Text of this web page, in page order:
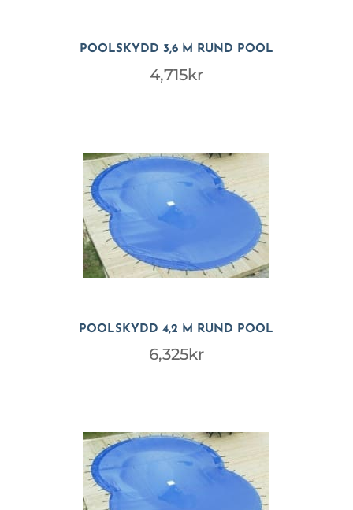
POOLSKYDD 3,6 M RUND POOL
4,715kr
POOLSKYDD 4,2 M RUND POOL
6,325kr